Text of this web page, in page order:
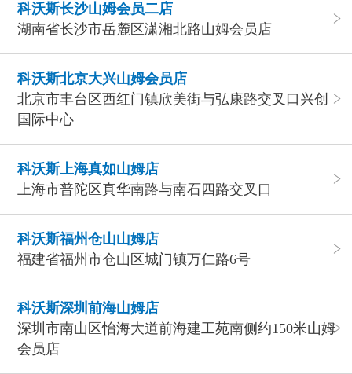
科沃斯长沙山姆会员二店
湖南省长沙市岳麓区潇湘北路山姆会员店
科沃斯北京大兴山姆会员店
北京市丰台区西红门镇欣美街与弘康路交叉口兴创
国际中心
科沃斯上海真如山姆店
上海市普陀区真华南路与南石四路交叉口
科沃斯福州仓山山姆店
福建省福州市仓山区城门镇万仁路6号
科沃斯深圳前海山姆店
深圳市南山区怡海大道前海建工苑南侧约150米山姆
会员店